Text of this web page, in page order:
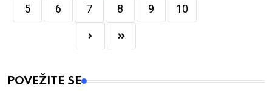
5 6 7 8 9 10
POVEŽITE SE